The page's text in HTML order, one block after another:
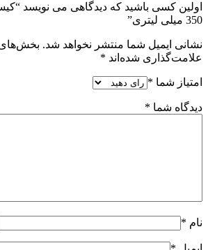
اولین کسی باشید که دیدگاهی می نویسد
350 میلی لیتری”
نشانی ایمیل شما منتشر نخواهد شد. بخش‌های
علامت‌گذاری شده‌اند *
امتیاز شما *
دیدگاه شما *
نام *